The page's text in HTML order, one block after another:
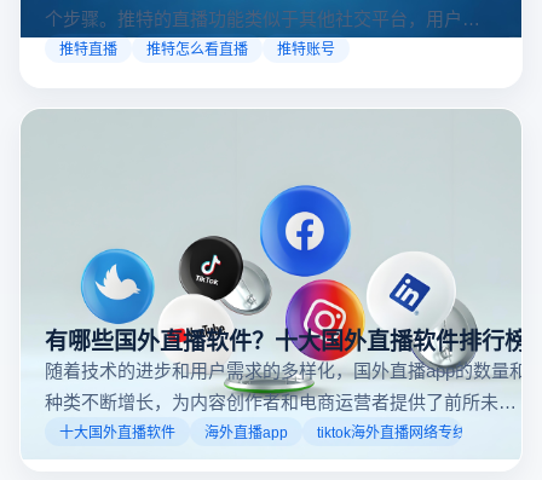
个步骤。推特的直播功能类似于其他社交平台，用户可
以通过关注自己喜欢的账号、浏览话题标签或查看实时
可以随时随地参与实时互动，无论是关注新闻事件、休
推特直播 推特怎么看直播 推特账号
有哪些国外直播软件？十大国外直播软件排行榜
随着技术的进步和用户需求的多样化，国外直播app的数量和
种类不断增长，为内容创作者和电商运营者提供了前所未有
的机遇。如果你是一个跨境电商从业者，想要了解2025年十
大国外直播软件排行榜，那么你来对地方了！接下来跟着云
十大国外直播软件 海外直播app tiktok海外直播网络专线